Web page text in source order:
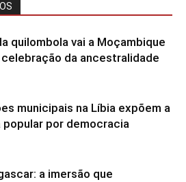
quilombola vai a Moçambique
da ancestralidade
municipais na Líbia expõem a
popular por democracia
a imersão que